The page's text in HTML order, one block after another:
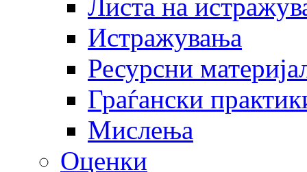
Листа на
Истражувања
Ресурсни
Граѓански
Мислења
Оценки